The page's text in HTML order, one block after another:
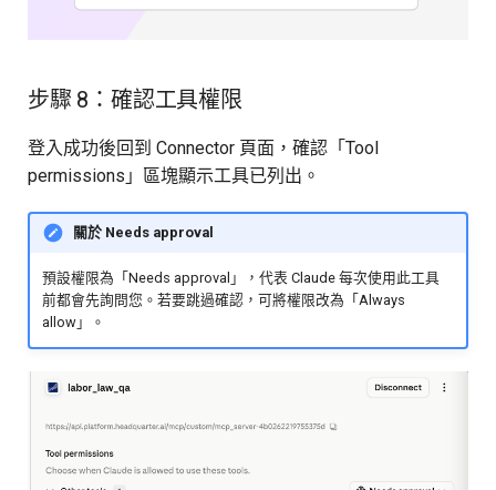
步驟 8：確認工具權限
登入成功後回到 Connector 頁面，確認「Tool
permissions」區塊顯示工具已列出。
關於 Needs approval
預設權限為「Needs approval」，代表 Claude 每次使用此工具
前都會先詢問您。若要跳過確認，可將權限改為「Always
allow」。